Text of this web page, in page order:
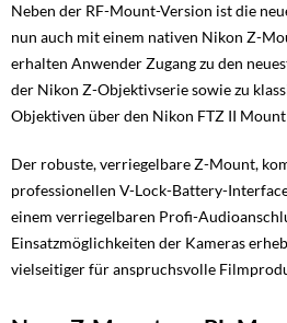
Neben der RF-Mount-Version ist die
nun auch mit einem nativen Nikon Z-
erhalten Anwender Zugang zu den
der Nikon Z-Objektivserie sowie zu
Objektiven über den Nikon FTZ II
Der robuste, verriegelbare Z-Mount,
professionellen V-Lock-Battery-
einem verriegelbaren Profi-
Einsatzmöglichkeiten der Kameras
vielseitiger für anspruchsvolle